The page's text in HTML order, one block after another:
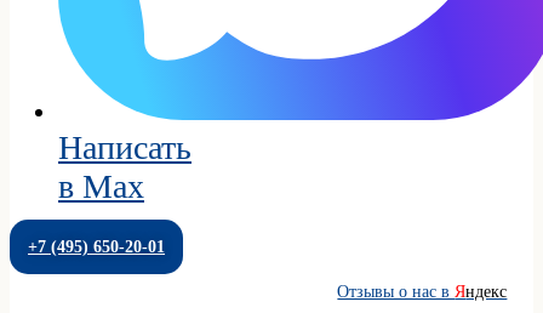
Написать
в Max
+7 (495) 650-20-01
Отзывы о нас вЯндекс